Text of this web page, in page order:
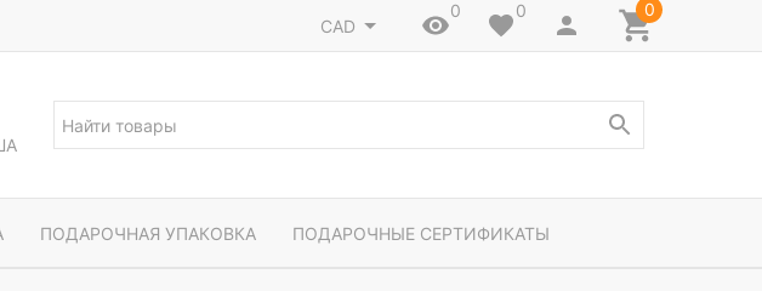
CAD
0 0 0
ПОДАРОЧНАЯ УПАКОВКА ПОДАРОЧНЫЕ СЕРТИФИКАТЫ